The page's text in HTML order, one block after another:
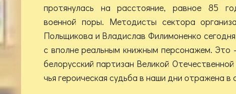
протянулась на расстояние, равное 85
военной поры. Методисты сектора
Польщикова и Владислав Филимоненко
с вполне реальным книжным персонажем. Это
белорусский партизан Великой
чья героическая судьба в наши дни отражена в